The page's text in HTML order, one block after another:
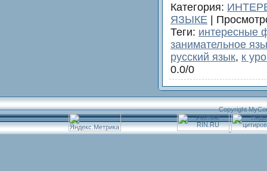
Категория:
ЯЗЫКЕ |
Теги: интересные
занимательное
русский язык, к
0.0/0
Copyright